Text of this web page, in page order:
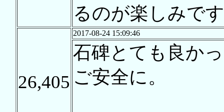
るのが楽しみで
26,405
2017-08-24 15:09:46
石碑とても良か
ご安全に。